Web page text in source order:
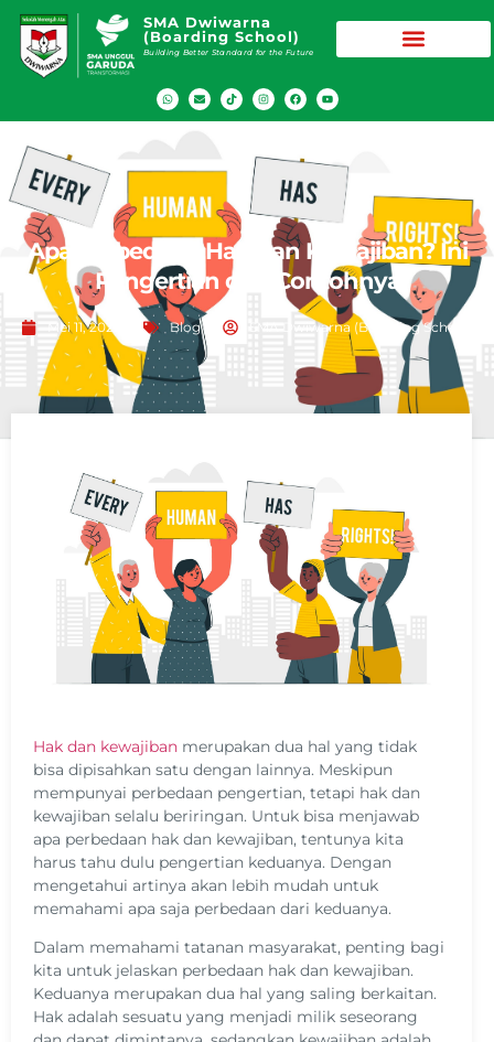
SMA Dwiwarna
(Boarding School)
Building Better Standard for the Future
Apa Perbedaan Hak dan Kewajiban? Ini
Pengertian dan Contohnya
Mei 11, 2022 Blog SMA Dwiwarna (Boarding School)
Hak dan kewajiban merupakan dua hal yang tidak
bisa dipisahkan satu dengan lainnya. Meskipun
mempunyai perbedaan pengertian, tetapi hak dan
kewajiban selalu beriringan. Untuk bisa menjawab
apa perbedaan hak dan kewajiban, tentunya kita
harus tahu dulu pengertian keduanya. Dengan
mengetahui artinya akan lebih mudah untuk
memahami apa saja perbedaan dari keduanya.
Dalam memahami tatanan masyarakat, penting bagi
kita untuk jelaskan perbedaan hak dan kewajiban.
Keduanya merupakan dua hal yang saling berkaitan.
Hak adalah sesuatu yang menjadi milik seseorang